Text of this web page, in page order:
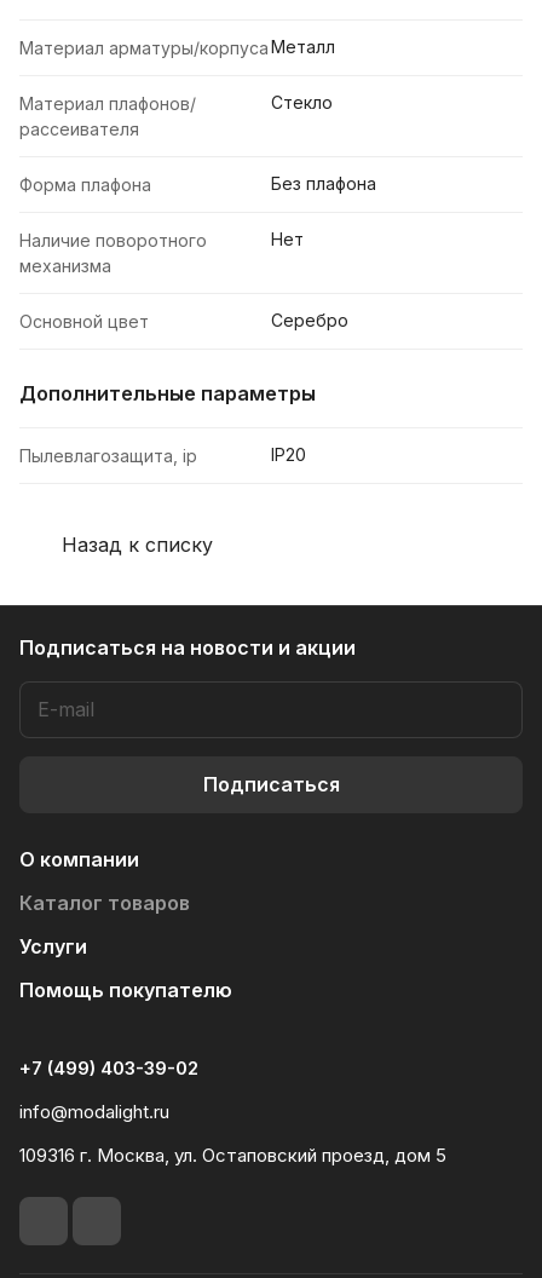
Материал арматуры/корпусаМеталл
Материал плафонов/
рассеивателя
Стекло
Форма плафона Без плафона
Наличие поворотного
механизма
Нет
Основной цвет Серебро
Дополнительные параметры
Пылевлагозащита, ip IP20
Назад к списку
Подписаться на новости и акции
Подписаться
О компании
Каталог товаров
Услуги
Помощь покупателю
+7 (499) 403-39-02
info@modalight.ru
109316 г. Москва, ул. Остаповский проезд, дом 5